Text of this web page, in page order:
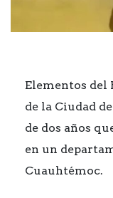
Elementos del
de la Ciudad
de dos años
en un
Cuauhtémoc.